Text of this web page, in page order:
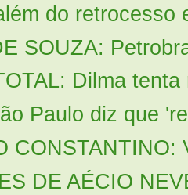
do retrocesso
SOUZA:
Dilma
Paulo diz que
CONSTANTINO:
DE AÉCIO